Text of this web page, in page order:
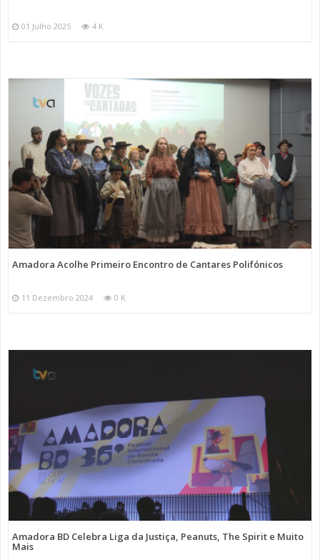
01 Julho 2025 4 K
Amadora Acolhe Primeiro Encontro de Cantares Polifónicos
11 Dezembro 2024 0 K
Amadora BD Celebra Liga da Justiça, Peanuts, The Spirit e Muito
Mais